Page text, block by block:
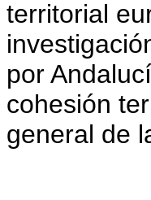
territorial
por
cohesión
general de